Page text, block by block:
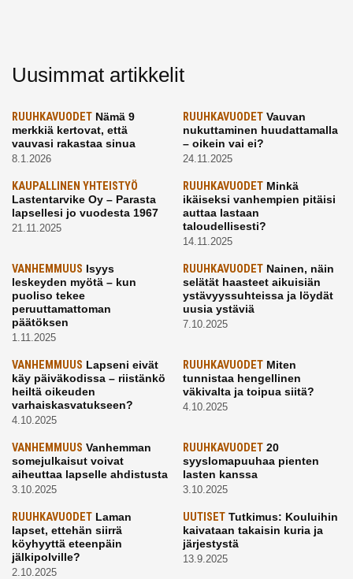
Uusimmat artikkelit
RUUHKAVUODET Nämä 9
merkkiä kertovat, että
vauvasi rakastaa sinua
8.1.2026
RUUHKAVUODETVauvan
nukuttaminen huudattamalla
– oikein vai ei?
24.11.2025
KAUPALLINEN YHTEISTYÖ
Lastentarvike Oy – Parasta
lapsellesi jo vuodesta 1967
21.11.2025
RUUHKAVUODETMinkä
ikäiseksi vanhempien pitäisi
auttaa lastaan
taloudellisesti?
14.11.2025
VANHEMMUUS Isyys
leskeyden myötä – kun
puoliso tekee
peruuttamattoman
päätöksen
1.11.2025
RUUHKAVUODETNainen, näin
selätät haasteet aikuisiän
ystävyyssuhteissa ja löydät
uusia ystäviä
7.10.2025
VANHEMMUUS Lapseni eivät
käy päiväkodissa – riistänkö
heiltä oikeuden
varhaiskasvatukseen?
4.10.2025
RUUHKAVUODETMiten
tunnistaa hengellinen
väkivalta ja toipua siitä?
4.10.2025
VANHEMMUUS Vanhemman
somejulkaisut voivat
aiheuttaa lapselle ahdistusta
3.10.2025
RUUHKAVUODET20
syyslomapuuhaa pienten
lasten kanssa
3.10.2025
RUUHKAVUODET Laman
lapset, ettehän siirrä
köyhyyttä eteenpäin
jälkipolville?
2.10.2025
UUTISETTutkimus: Kouluihin
kaivataan takaisin kuria ja
järjestystä
13.9.2025